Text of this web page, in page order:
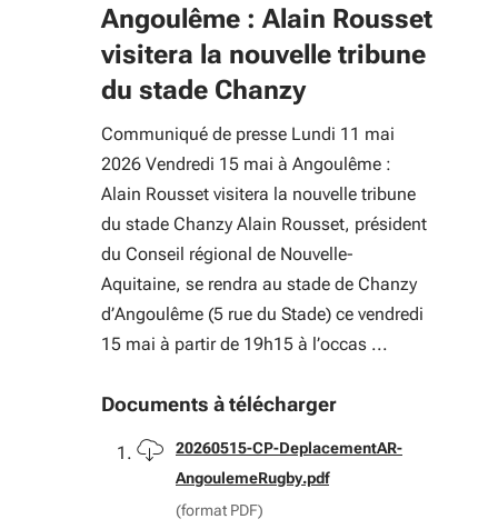
Angoulême : Alain Rousset
visitera la nouvelle tribune
du stade Chanzy
Communiqué de presse Lundi 11 mai
2026 Vendredi 15 mai à Angoulême :
Alain Rousset visitera la nouvelle tribune
du stade Chanzy Alain Rousset, président
du Conseil régional de Nouvelle-
Aquitaine, se rendra au stade de Chanzy
d’Angoulême (5 rue du Stade) ce vendredi
15 mai à partir de 19h15 à l’occas ...
Documents à télécharger
Télécharger
20260515-CP-DeplacementAR-
AngoulemeRugby.pdf
(format PDF)